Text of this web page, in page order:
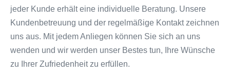
jeder Kunde erhält eine individuelle Beratung. Unsere
Kundenbetreuung und der regelmäßige Kontakt zeichnen
uns aus. Mit jedem Anliegen können Sie sich an uns
wenden und wir werden unser Bestes tun, Ihre Wünsche
zu Ihrer Zufriedenheit zu erfüllen.